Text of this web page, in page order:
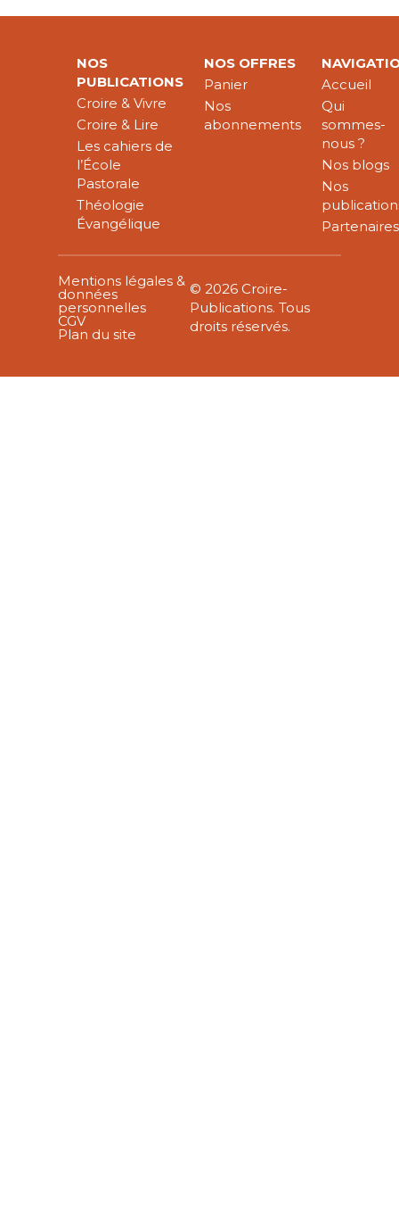
NOS
PUBLICATIONS
Croire & Vivre
Croire & Lire
Les cahiers de
l’École
Pastorale
Théologie
Évangélique
NOS OFFRES
Panier
Nos
abonnements
Accueil
Qui
sommes-
nous ?
Nos blogs
Nos
Partenaires
Mentions légales &
données
personnelles
CGV
Plan du site
© 2026 Croire-
Publications. Tous
droits réservés.